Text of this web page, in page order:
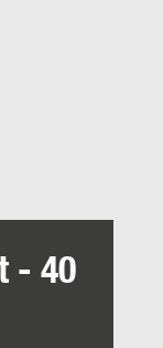
- 40